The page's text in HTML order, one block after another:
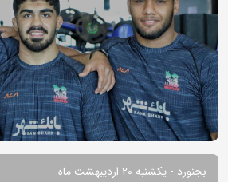
بجنورد - یکشنبه 20 اردیبهشت ماه